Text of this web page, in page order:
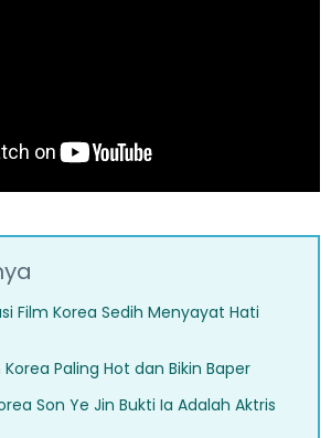
Film Korea Sedih Menyayat Hati
Paling Hot dan Bikin Baper
Son Ye Jin Bukti Ia Adalah Aktris